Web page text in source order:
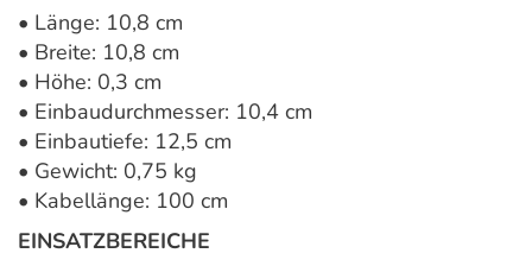
• Länge: 10,8 cm
• Breite: 10,8 cm
• Höhe: 0,3 cm
• Einbaudurchmesser: 10,4 cm
• Einbautiefe: 12,5 cm
• Gewicht: 0,75 kg
• Kabellänge: 100 cm
EINSATZBEREICHE